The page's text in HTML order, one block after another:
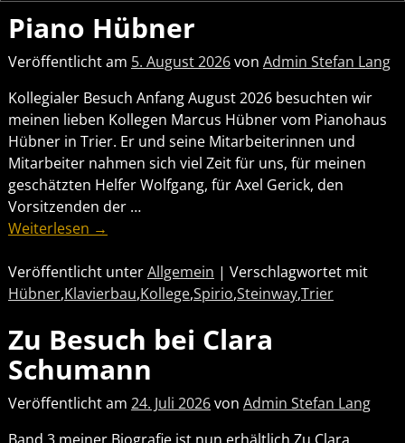
Piano Hübner
Veröffentlicht am 5. August 2026von Admin Stefan Lang
Kollegialer Besuch Anfang August 2026 besuchten wir
meinen lieben Kollegen Marcus Hübner vom Pianohaus
Hübner in Trier. Er und seine Mitarbeiterinnen und
Mitarbeiter nahmen sich viel Zeit für uns, für meinen
geschätzten Helfer Wolfgang, für Axel Gerick, den
Vorsitzenden der …
Weiterlesen →
Veröffentlicht unterAllgemein | Verschlagwortet mit
Hübner,Klavierbau,Kollege,Spirio,Steinway,Trier
Zu Besuch bei Clara
Schumann
Veröffentlicht am 24. Juli 2026von Admin Stefan Lang